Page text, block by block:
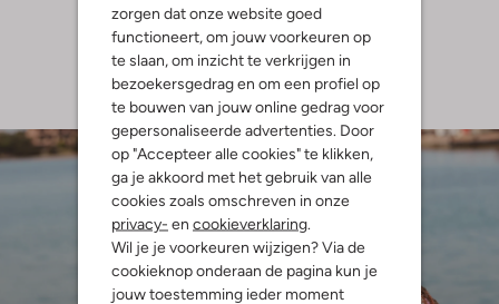
zorgen dat onze website goed
functioneert, om jouw voorkeuren op
te slaan, om inzicht te verkrijgen in
bezoekersgedrag en om een profiel op
te bouwen van jouw online gedrag voor
gepersonaliseerde advertenties. Door
op "Accepteer alle cookies" te klikken,
ga je akkoord met het gebruik van alle
cookies zoals omschreven in onze
privacy- en cookieverklaring.
Wil je je voorkeuren wijzigen? Via de
cookieknop onderaan de pagina kun je
jouw toestemming ieder moment